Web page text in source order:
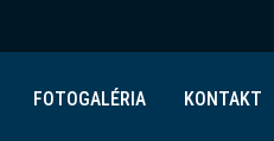
FOTOGALÉRIA KONTAKT